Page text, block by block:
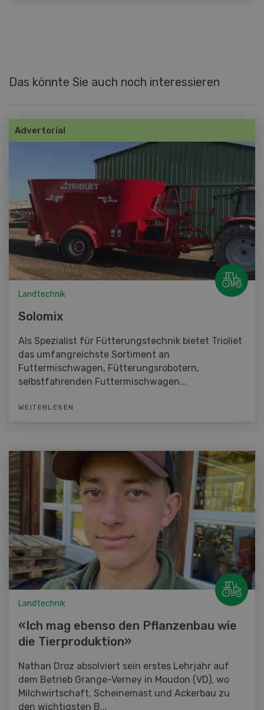
Das könnte Sie auch noch interessieren
Advertorial
Landtechnik
Solomix
Als Spezialist für Fütterungstechnik bietet Trioliet
das umfangreichste Sortiment an
Futtermischwagen, Fütterungsrobotern,
selbstfahrenden Futtermischwagen...
WEITERLESEN
Landtechnik
«Ich mag ebenso den Pflanzenbau wie
die Tierproduktion»
Nathan Droz absolviert sein erstes Lehrjahr auf
dem Betrieb Grange-Verney in Moudon (VD), wo
Milchwirtschaft, Scheinemast und Ackerbau zu
den wichtigsten B...